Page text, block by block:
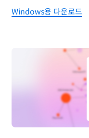
Windows용 다운로드